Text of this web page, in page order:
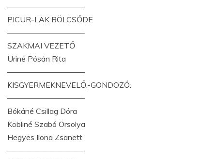
——————————
PICUR-LAK BÖLCSŐDE
——————————
SZAKMAI VEZETŐ
Uriné Pósán Rita
——————————
KISGYERMEKNEVELŐ,-GONDOZÓ:
——————————
Bókáné Csillag Dóra
Köbliné Szabó Orsolya
Hegyes Ilona Zsanett
——————————